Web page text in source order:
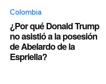
Colombia
¿Por qué Donald Trump
no asistió a la posesión
de Abelardo de la
Espriella?